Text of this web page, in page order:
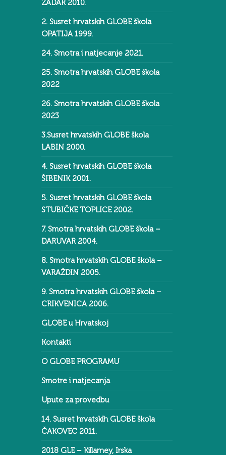
ZADAR 2010.
2. Susret hrvatskih GLOBE škola
OPATIJA 1999.
24. Smotra i natjecanje 2021.
25. Smotra hrvatskih GLOBE škola
2022
26. Smotra hrvatskih GLOBE škola
2023
3.Susret hrvatskih GLOBE škola
LABIN 2000.
4. Susret hrvatskih GLOBE škola
ŠIBENIK 2001.
5. Susret hrvatskih GLOBE škola
STUBIČKE TOPLICE 2002.
7. Smotra hrvatskih GLOBE škola –
DARUVAR 2004.
8. Smotra hrvatskih GLOBE škola –
VARAŽDIN 2005.
9. Smotra hrvatskih GLOBE škola –
CRIKVENICA 2006.
GLOBE u Hrvatskoj
Kontakti
O GLOBE PROGRAMU
Smotre i natjecanja
Upute za provedbu
14. Susret hrvatskih GLOBE škola
ČAKOVEC 2011.
2018 GLE – Killarney, Irska